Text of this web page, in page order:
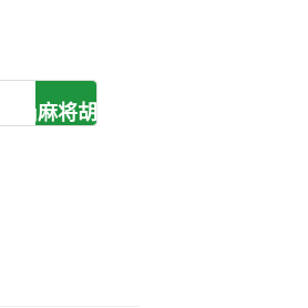
pg麻将胡了模拟